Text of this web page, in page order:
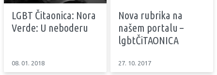
LGBT Čitaonica: Nora
Verde: U neboderu
08. 01. 2018
Nova rubrika na
našem portalu –
lgbtČiTAONICA
27. 10. 2017